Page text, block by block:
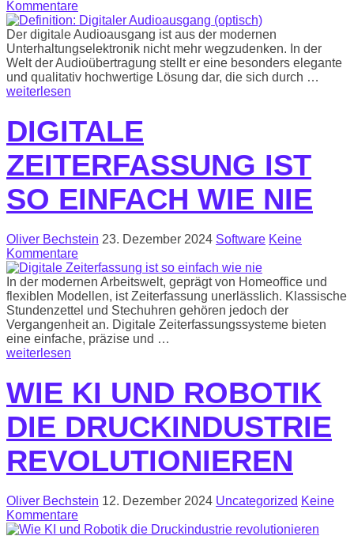
Kommentare
Der digitale Audioausgang ist aus der modernen
Unterhaltungselektronik nicht mehr wegzudenken. In der
Welt der Audioübertragung stellt er eine besonders elegante
und qualitativ hochwertige Lösung dar, die sich durch …
weiterlesen
DIGITALE
ZEITERFASSUNG IST
SO EINFACH WIE NIE
Oliver Bechstein 23. Dezember 2024 Software Keine
Kommentare
In der modernen Arbeitswelt, geprägt von Homeoffice und
flexiblen Modellen, ist Zeiterfassung unerlässlich. Klassische
Stundenzettel und Stechuhren gehören jedoch der
Vergangenheit an. Digitale Zeiterfassungssysteme bieten
eine einfache, präzise und …
weiterlesen
WIE KI UND ROBOTIK
DIE DRUCKINDUSTRIE
REVOLUTIONIEREN
Oliver Bechstein 12. Dezember 2024 Uncategorized Keine
Kommentare